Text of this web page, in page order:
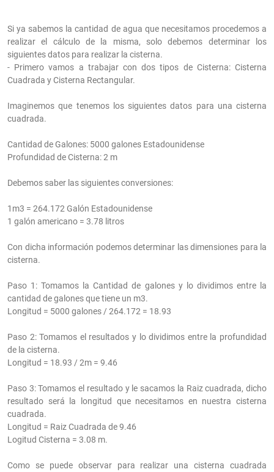
Si ya sabemos la cantidad de agua que necesitamos procedemos a
realizar el cálculo de la misma, solo debemos determinar los
siguientes datos para realizar la cisterna.
- Primero vamos a trabajar con dos tipos de Cisterna: Cisterna
Cuadrada y Cisterna Rectangular.
Imaginemos que tenemos los siguientes datos para una cisterna
cuadrada.
Cantidad de Galones: 5000 galones Estadounidense
Profundidad de Cisterna: 2 m
Debemos saber las siguientes conversiones:
1m3 = 264.172 Galón Estadounidense
1 galón americano = 3.78 litros
Con dicha información podemos determinar las dimensiones para la
cisterna.
Paso 1: Tomamos la Cantidad de galones y lo dividimos entre la
cantidad de galones que tiene un m3.
Longitud = 5000 galones / 264.172 = 18.93
Paso 2: Tomamos el resultados y lo dividimos entre la profundidad
de la cisterna.
Longitud = 18.93 / 2m = 9.46
Paso 3: Tomamos el resultado y le sacamos la Raiz cuadrada, dicho
resultado será la longitud que necesitamos en nuestra cisterna
cuadrada.
Longitud = Raiz Cuadrada de 9.46
Logitud Cisterna = 3.08 m.
Como se puede observar para realizar una cisterna cuadrada